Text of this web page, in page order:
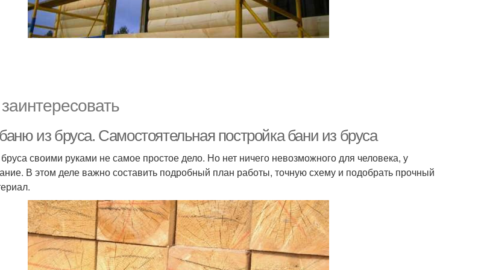
из бруса. Самостоятельная постройка бани из бруса
своими руками не самое простое дело. Но нет ничего невозможного для человека, у
В этом деле важно составить подробный план работы, точную схему и подобрать прочный